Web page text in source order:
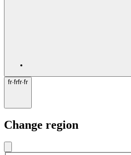
fr·frfr·fr
Change region